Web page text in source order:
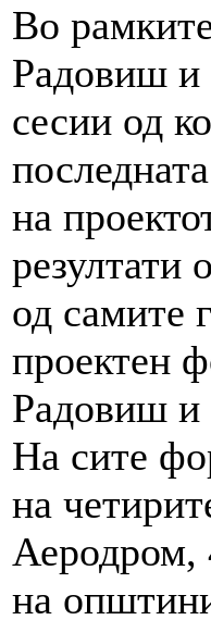
Во
Радовиш и
сесии од
на
резултати
од самите
проектен
Радовиш и
На сите
на
Аеродром,
на